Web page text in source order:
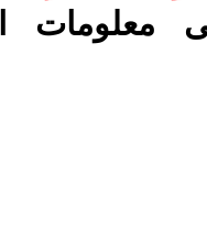
معلومات